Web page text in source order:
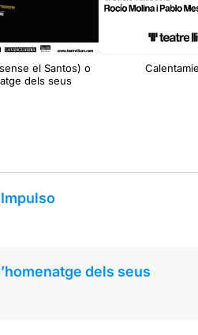
el Santos) o
dels seus
dels seus